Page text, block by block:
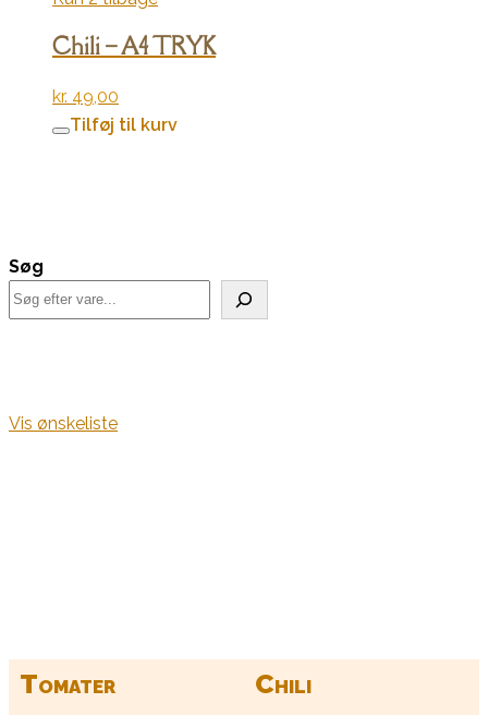
Chili – A4 TRYK
kr. 49,00
Tilføj til kurv
Søg
Vis ønskeliste
Tomater
Chili